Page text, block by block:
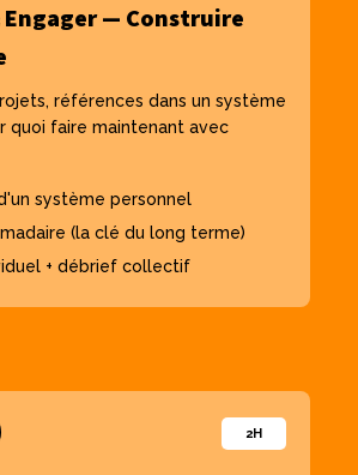
Engager — Construire
références dans un système
quoi faire maintenant avec
système personnel
(la clé du long terme)
+ débrief collectif
2H